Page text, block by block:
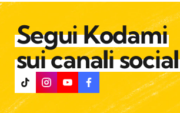
Segui Kodami
sui canali social